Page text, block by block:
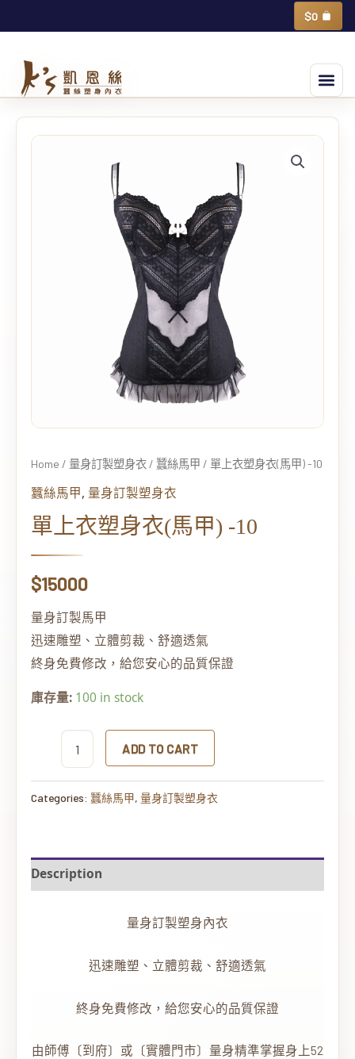
至
內
$0
物
籃
選
單
Home / 量身訂製塑身衣 / 蠶絲馬甲 / 單上衣塑身衣(馬甲) -10
蠶絲馬甲, 量身訂製塑身衣
單上衣塑身衣(馬甲) -10
$15000
量身訂製馬甲
迅速雕塑、立體剪裁、舒適透氣
終身免費修改，給您安心的品質保證
庫存量: 100 in stock
ADD TO CART
Categories: 蠶絲馬甲, 量身訂製塑身衣
Description
量身訂製塑身內衣
迅速雕塑、立體剪裁、舒適透氣
終身免費修改，給您安心的品質保證
由師傅〔到府〕或〔實體門市〕量身精準掌握身上52